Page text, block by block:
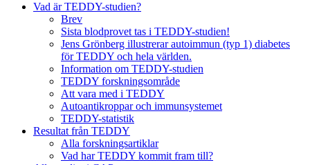
Vad är TEDDY-studien?
Brev
Sista blodprovet tas i TEDDY-studien!
Jens Grönberg illustrerar autoimmun (typ 1) diabetes
för TEDDY och hela världen.
Information om TEDDY-studien
TEDDY forskningsområde
Att vara med i TEDDY
Autoantikroppar och immunsystemet
TEDDY-statistik
Resultat från TEDDY
Alla forskningsartiklar
Vad har TEDDY kommit fram till?